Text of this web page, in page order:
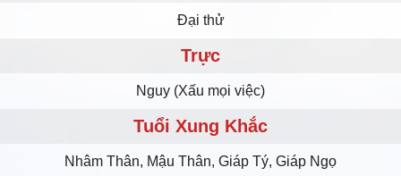
Đại thử
Trực
Nguy (Xấu mọi việc)
Tuổi Xung Khắc
Nhâm Thân, Mậu Thân, Giáp Tý, Giáp Ngọ